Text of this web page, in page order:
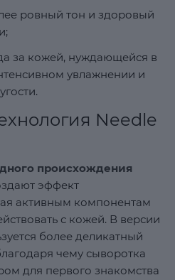
ровный тон и здоровый
за кожей, нуждающейся в
увлажнении и
Needle
происхождения
эффект
активным компонентам
с кожей. В версии
более деликатный
чему сыворотка
для первого знакомства